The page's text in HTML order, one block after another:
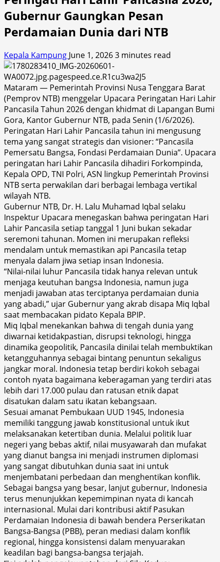
Gubernur Gaungkan Pesan
Perdamaian Dunia dari NTB
Kepala Kampung June 1, 20263 minutes read
Mataram — Pemerintah Provinsi Nusa Tenggara Barat
(Pemprov NTB) menggelar Upacara Peringatan Hari Lahir
Pancasila Tahun 2026 dengan khidmat di Lapangan Bumi
Gora, Kantor Gubernur NTB, pada Senin (1/6/2026).
Peringatan Hari Lahir Pancasila tahun ini mengusung
tema yang sangat strategis dan visioner: “Pancasila
Pemersatu Bangsa, Fondasi Perdamaian Dunia”. Upacara
peringatan hari Lahir Pancasila dihadiri Forkompinda,
Kepala OPD, TNI Polri, ASN lingkup Pemerintah Provinsi
NTB serta perwakilan dari berbagai lembaga vertikal
wilayah NTB.
Gubernur NTB, Dr. H. Lalu Muhamad Iqbal selaku
Inspektur Upacara menegaskan bahwa peringatan Hari
Lahir Pancasila setiap tanggal 1 Juni bukan sekadar
seremoni tahunan. Momen ini merupakan refleksi
mendalam untuk memastikan api Pancasila tetap
menyala dalam jiwa setiap insan Indonesia.
“Nilai-nilai luhur Pancasila tidak hanya relevan untuk
menjaga keutuhan bangsa Indonesia, namun juga
menjadi jawaban atas terciptanya perdamaian dunia
yang abadi,” ujar Gubernur yang akrab disapa Miq Iqbal
saat membacakan pidato Kepala BPIP.
Miq Iqbal menekankan bahwa di tengah dunia yang
diwarnai ketidakpastian, disrupsi teknologi, hingga
dinamika geopolitik, Pancasila dinilai telah membuktikan
ketangguhannya sebagai bintang penuntun sekaligus
jangkar moral. Indonesia tetap berdiri kokoh sebagai
contoh nyata bagaimana keberagaman yang terdiri atas
lebih dari 17.000 pulau dan ratusan etnik dapat
disatukan dalam satu ikatan kebangsaan.
Sesuai amanat Pembukaan UUD 1945, Indonesia
memiliki tanggung jawab konstitusional untuk ikut
melaksanakan ketertiban dunia. Melalui politik luar
negeri yang bebas aktif, nilai musyawarah dan mufakat
yang dianut bangsa ini menjadi instrumen diplomasi
yang sangat dibutuhkan dunia saat ini untuk
menjembatani perbedaan dan menghentikan konflik.
Sebagai bangsa yang besar, lanjut gubernur, Indonesia
terus menunjukkan kepemimpinan nyata di kancah
internasional. Mulai dari kontribusi aktif Pasukan
Perdamaian Indonesia di bawah bendera Perserikatan
Bangsa-Bangsa (PBB), peran mediasi dalam konflik
regional, hingga konsistensi dalam menyuarakan
keadilan bagi bangsa-bangsa terjajah.